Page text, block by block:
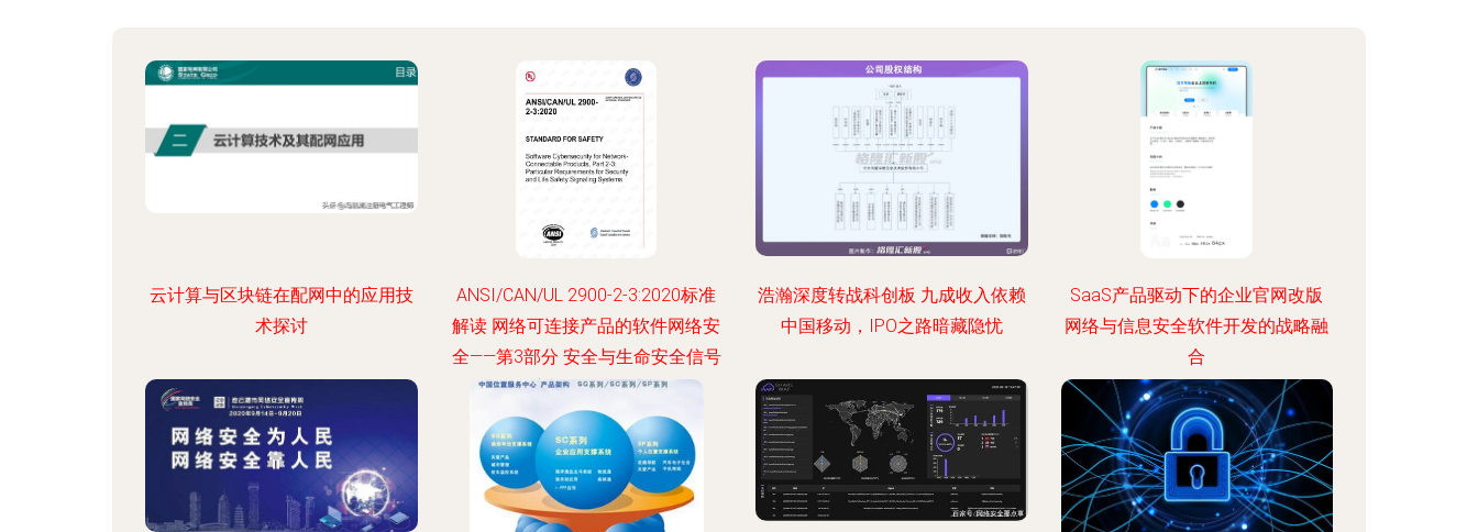
云计算与区块链在配网中的应用技
术探讨
ANSI/CAN/UL 2900-2-3:2020标准
解读 网络可连接产品的软件网络安
全——第3部分 安全与生命安全信号
系统的特殊要求
浩瀚深度转战科创板 九成收入依赖
中国移动，IPO之路暗藏隐忧
SaaS产品驱动下的企业官网改版
网络与信息安全软件开发的战略融
合